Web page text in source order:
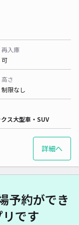
再入庫
可
高さ
制限なし
ス大型車・SUV
詳細へ
予約ができ
です